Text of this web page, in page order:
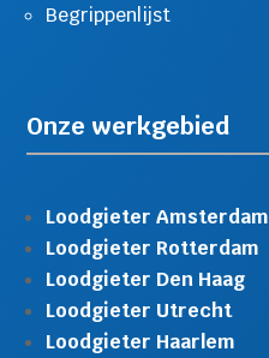
Begrippenlijst
Onze werkgebied
Loodgieter Amsterdam
Loodgieter Rotterdam
Loodgieter Den Haag
Loodgieter Utrecht
Loodgieter Haarlem